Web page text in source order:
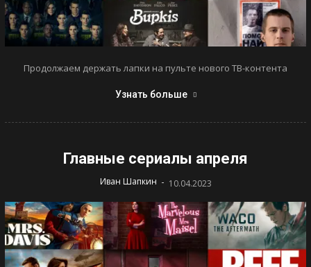
Продолжаем держать лапки на пульте нового ТВ-контента
Узнать больше
Главные сериалы апреля
Иван Шапкин - 10.04.2023